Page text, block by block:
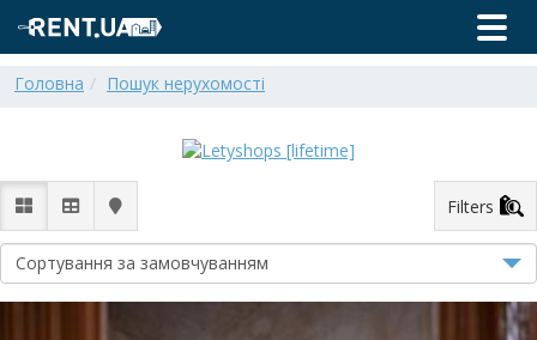
Головна Пошук нерухомості
Filters